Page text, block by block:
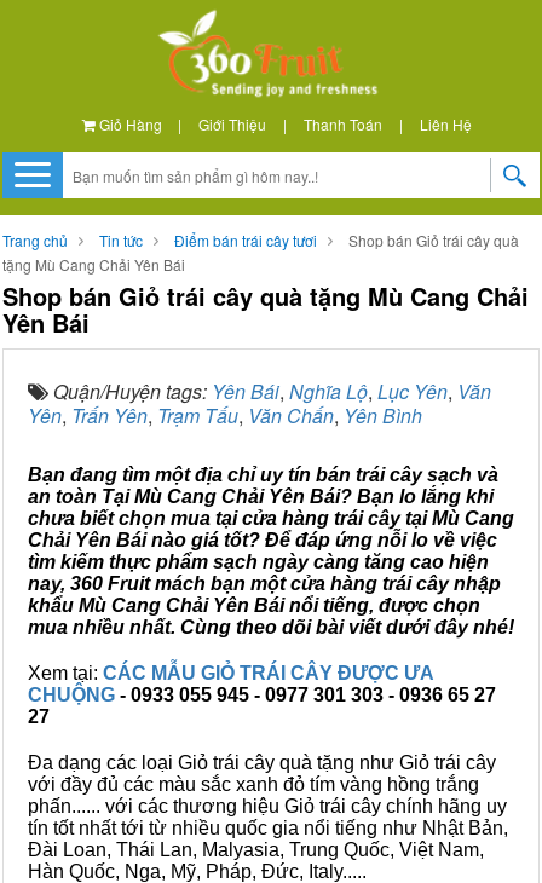
Giỏ Hàng | Giới Thiệu | Thanh Toán | Liên Hệ
Trang chủ Tin tức Điểm bán trái cây tươi
Shop bán Giỏ trái cây quà
tặng Mù Cang Chải Yên Bái
Shop bán Giỏ trái cây quà tặng Mù Cang Chải
Yên Bái
Quận/Huyện tags: Yên Bái, Nghĩa Lộ, Lục Yên, Văn
Yên, Trấn Yên, Trạm Tấu, Văn Chấn, Yên Bình
Bạn đang tìm một địa chỉ uy tín bán trái cây sạch và
an toàn Tại Mù Cang Chải Yên Bái? Bạn lo lắng khi
chưa biết chọn mua tại cửa hàng trái cây tại Mù Cang
Chải Yên Bái nào giá tốt? Để đáp ứng nỗi lo về việc
tìm kiếm thực phẩm sạch ngày càng tăng cao hiện
nay, 360 Fruit mách bạn một cửa hàng trái cây nhập
khẩu Mù Cang Chải Yên Bái nổi tiếng, được chọn
mua nhiều nhất. Cùng theo dõi bài viết dưới đây nhé!
Xem tại: CÁC MẪU GIỎ TRÁI CÂY ĐƯỢC ƯA
CHUỘNG - 0933 055 945 - 0977 301 303 - 0936 65 27
27
Đa dạng các loại Giỏ trái cây quà tặng như Giỏ trái cây
với đầy đủ các màu sắc xanh đỏ tím vàng hồng trắng
phấn...... với các thương hiệu Giỏ trái cây chính hãng uy
tín tốt nhất tới từ nhiều quốc gia nổi tiếng như Nhật Bản,
Đài Loan, Thái Lan, Malyasia, Trung Quốc, Việt Nam,
Hàn Quốc, Nga, Mỹ, Pháp, Đức, Italy.....